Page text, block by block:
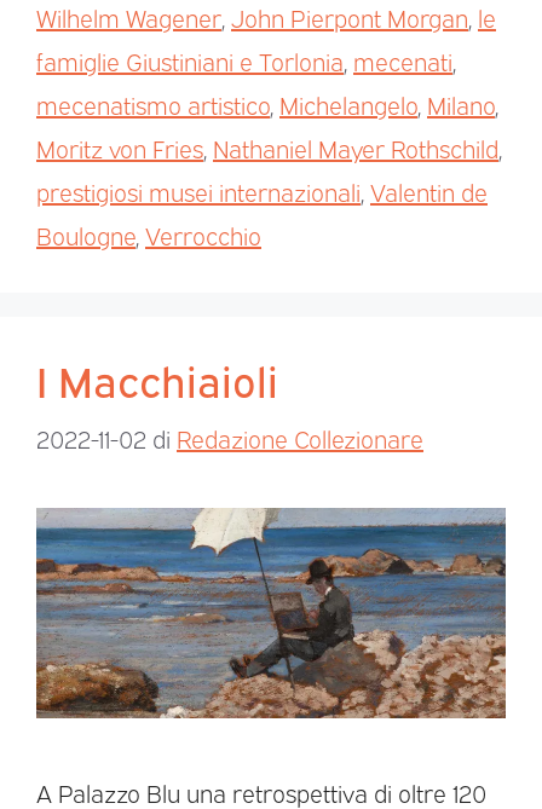
Wilhelm Wagener,John Pierpont Morgan, le
famiglie Giustiniani e Torlonia, mecenati,
mecenatismo artistico, Michelangelo, Milano,
Moritz von Fries, Nathaniel Mayer Rothschild,
prestigiosi musei internazionali,Valentin de
Boulogne,Verrocchio
I Macchiaioli
2022-11-02 di Redazione Collezionare
A Palazzo Blu una retrospettiva di oltre 120